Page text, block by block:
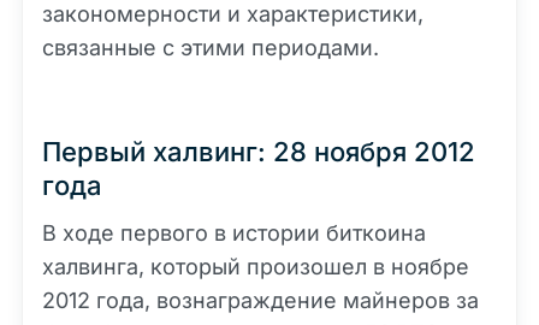
закономерности и характеристики,
связанные с этими периодами.
Первый халвинг: 28 ноября 2012
года
В ходе первого в истории биткоина
халвинга, который произошел в ноябре
2012 года, вознаграждение майнеров за